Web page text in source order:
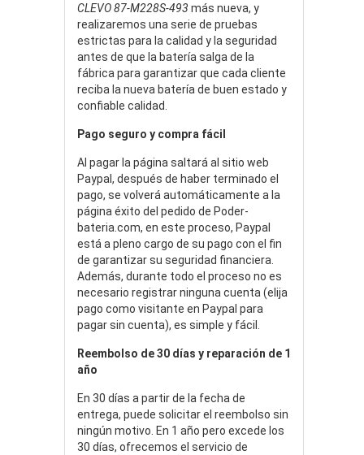
CLEVO 87-M228S-493 más nueva, y
realizaremos una serie de pruebas
estrictas para la calidad y la seguridad
antes de que la batería salga de la
fábrica para garantizar que cada cliente
reciba la nueva batería de buen estado y
confiable calidad.
Pago seguro y compra fácil
Al pagar la página saltará al sitio web
Paypal, después de haber terminado el
pago, se volverá automáticamente a la
página éxito del pedido de Poder-
bateria.com, en este proceso, Paypal
está a pleno cargo de su pago con el fin
de garantizar su seguridad financiera.
Además, durante todo el proceso no es
necesario registrar ninguna cuenta (elija
pago como visitante en Paypal para
pagar sin cuenta), es simple y fácil.
Reembolso de 30 días y reparación de 1
año
En 30 días a partir de la fecha de
entrega, puede solicitar el reembolso sin
ningún motivo. En 1 año pero excede los
30 días, ofrecemos el servicio de